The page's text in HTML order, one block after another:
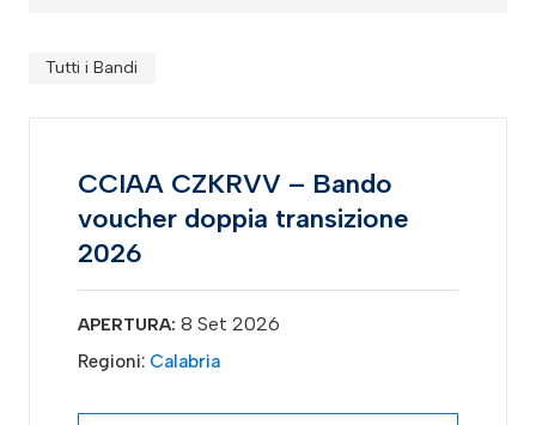
Tutti i Bandi
CCIAA CZKRVV – Bando
voucher doppia transizione
2026
APERTURA: 8 Set 2026
Regioni: Calabria